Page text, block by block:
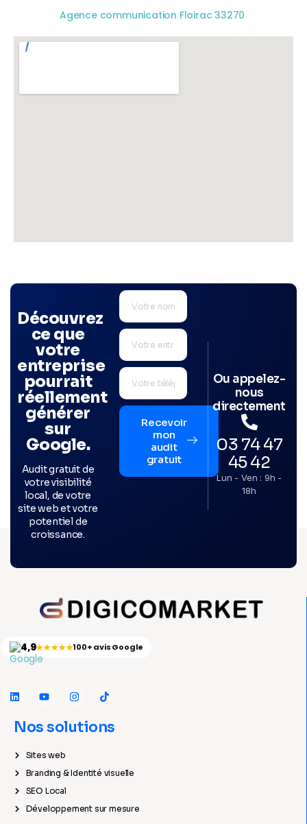
Agence communication Floirac 33270
Découvrez
ce que
votre
entreprise
pourrait
réellement
générer
sur
Google.
Audit gratuit de
votre visibilité
local, de votre
site web et votre
potentiel de
croissance.
Recevoir
mon
audit
gratuit
Ou appelez-
nous
directement
03 74 47
45 42
Lun - Ven : 9h -
18h
4,9★★★★★100+ avis Google
Nos solutions
Sites web
Branding & Identité visuelle
SEO Local
Développement sur mesure